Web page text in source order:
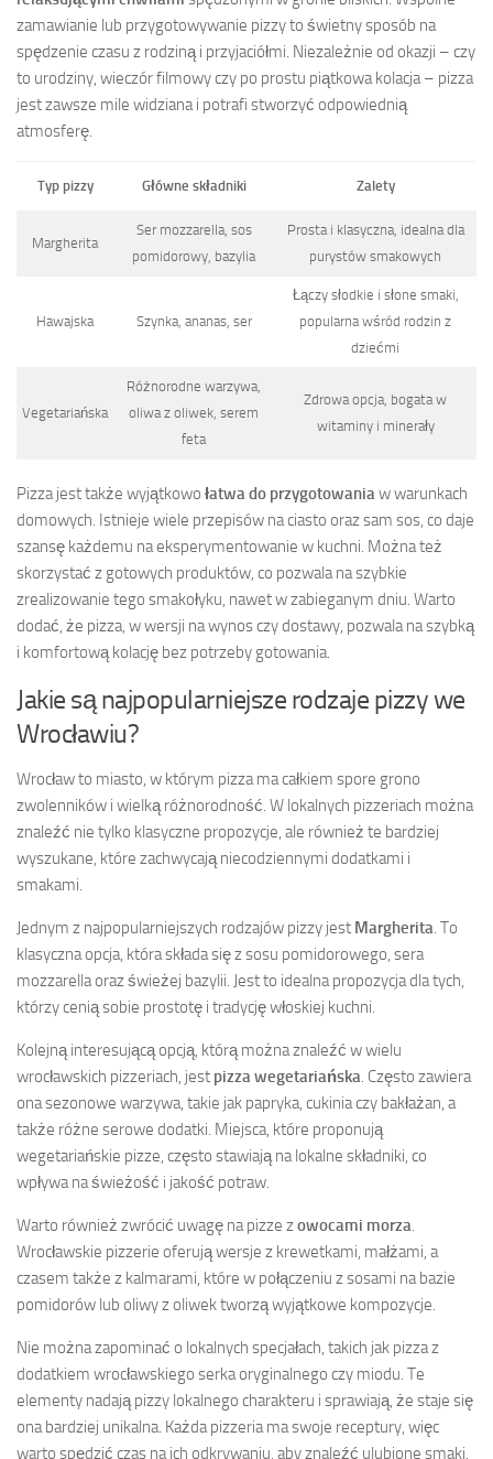
zamawianie lub przygotowywanie pizzy to świetny sposób na
spędzenie czasu z rodziną i przyjaciółmi. Niezależnie od okazji – czy
to urodziny, wieczór filmowy czy po prostu piątkowa kolacja – pizza
jest zawsze mile widziana i potrafi stworzyć odpowiednią
atmosferę.
Typ pizzy Główne składniki Zalety
Margherita
Ser mozzarella, sos
pomidorowy, bazylia
Prosta i klasyczna, idealna dla
purystów smakowych
Hawajska Szynka, ananas, ser
Łączy słodkie i słone smaki,
popularna wśród rodzin z
dziećmi
Vegetariańska
Różnorodne warzywa,
oliwa z oliwek, serem
feta
Zdrowa opcja, bogata w
witaminy i minerały
Pizza jest także wyjątkowo łatwa do przygotowaniaw warunkach
domowych. Istnieje wiele przepisów na ciasto oraz sam sos, co daje
szansę każdemu na eksperymentowanie w kuchni. Można też
skorzystać z gotowych produktów, co pozwala na szybkie
zrealizowanie tego smakołyku, nawet w zabieganym dniu. Warto
dodać, że pizza, w wersji na wynos czy dostawy, pozwala na szybką
i komfortową kolację bez potrzeby gotowania.
Jakie są najpopularniejsze rodzaje pizzy we
Wrocławiu?
Wrocław to miasto, w którym pizza ma całkiem spore grono
zwolenników i wielką różnorodność. W lokalnych pizzeriach można
znaleźć nie tylko klasyczne propozycje, ale również te bardziej
wyszukane, które zachwycają niecodziennymi dodatkami i
smakami.
Jednym z najpopularniejszych rodzajów pizzy jest Margherita. To
klasyczna opcja, która składa się z sosu pomidorowego, sera
mozzarella oraz świeżej bazylii. Jest to idealna propozycja dla tych,
którzy cenią sobie prostotę i tradycję włoskiej kuchni.
Kolejną interesującą opcją, którą można znaleźć w wielu
wrocławskich pizzeriach, jest pizza wegetariańska. Często zawiera
ona sezonowe warzywa, takie jak papryka, cukinia czy bakłażan, a
także różne serowe dodatki. Miejsca, które proponują
wegetariańskie pizze, często stawiają na lokalne składniki, co
wpływa na świeżość i jakość potraw.
Warto również zwrócić uwagę na pizze zowocami morza.
Wrocławskie pizzerie oferują wersje z krewetkami, małżami, a
czasem także z kalmarami, które w połączeniu z sosami na bazie
pomidorów lub oliwy z oliwek tworzą wyjątkowe kompozycje.
Nie można zapominać o lokalnych specjałach, takich jak pizza z
dodatkiem wrocławskiego serka oryginalnego czy miodu. Te
elementy nadają pizzy lokalnego charakteru i sprawiają, że staje się
ona bardziej unikalna. Każda pizzeria ma swoje receptury, więc
warto spędzić czas na ich odkrywaniu, aby znaleźć ulubione smaki.